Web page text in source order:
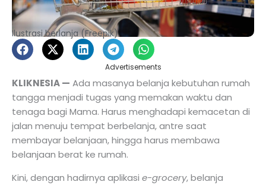
Ilustrasi berlanja (Freepik)
Advertisements
KLIKNESIA — Ada masanya belanja kebutuhan rumah
tangga menjadi tugas yang memakan waktu dan
tenaga bagi Mama. Harus menghadapi kemacetan di
jalan menuju tempat berbelanja, antre saat
membayar belanjaan, hingga harus membawa
belanjaan berat ke rumah.
Kini, dengan hadirnya aplikasi e-grocery, belanja